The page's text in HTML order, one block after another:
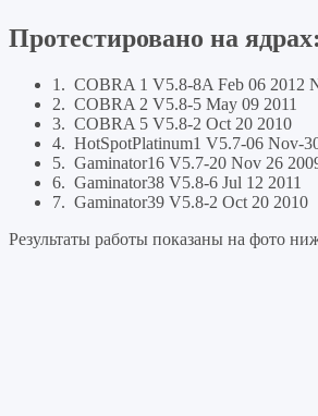
Протестировано на ядрах:
1. COBRA 1 V5.8-8A Feb 06 2012
2. COBRA 2 V5.8-5 May 09 2011
3. COBRA 5 V5.8-2 Oct 20 2010
4. HotSpotPlatinum1 V5.7-06 Nov-
5. Gaminator16 V5.7-20 Nov 26
6. Gaminator38 V5.8-6 Jul 12 2011
7. Gaminator39 V5.8-2 Oct 20 2010
Результаты работы показаны на фото